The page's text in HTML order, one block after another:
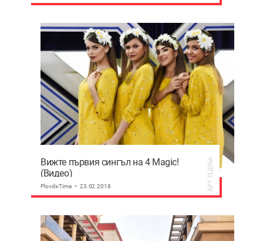
Вижте първия сингъл на 4 Magic!
(Видео)
PlovdivTime 23.02.2018 АРТ СЦЕНА